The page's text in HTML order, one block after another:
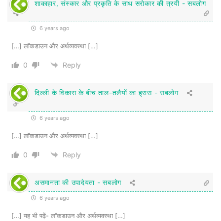
इकाई जो कच्चे माल की व्यवस्था दैनिक जरूरतों के
हिसाब से बिलकुल समय पर करती है, उन्हें सक्षम
माना जाता है।
यह भी पढ़ें-गम्भीर संकट में वैश्विक अर्थव्यवस्था
अक्सर उत्पादन इकाई एक दिन से अधिक का कच्चा
माल अपने स्टाक में रखती है। ताकि विपरीत
परिस्थितियों में भी उत्पादन होता रहे। अब चूँकि लॉक
शाकाहार, संस्कार और प्रकृति के साथ सरोकार की त्रयी - सबलोग
6 years ago
[…] लॉकडाउन और अर्थव्यवस्था […]
0 Reply
दिल्ली के विकास के बीच ताल-तलैयों का ह्रास - सबलोग
6 years ago
[…] लॉकडाउन और अर्थव्यवस्था […]
0 Reply
असमानता की उपादेयता - सबलोग
6 years ago
[…] यह भी पढ़ें- लॉकडाउन और अर्थव्यवस्था […]